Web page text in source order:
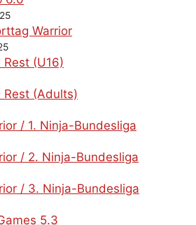
Warrior
(U16)
Rest (Adults)
/ 1. Ninja-Bundesliga
/ 2. Ninja-Bundesliga
/ 3. Ninja-Bundesliga
5.3